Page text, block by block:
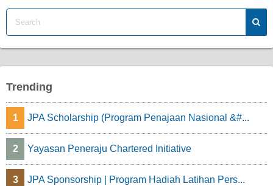
Trending
1 JPA Scholarship (Program Penajaan Nasional &#...
2 Yayasan Peneraju Chartered Initiative
3 JPA Sponsorship | Program Hadiah Latihan Pers...